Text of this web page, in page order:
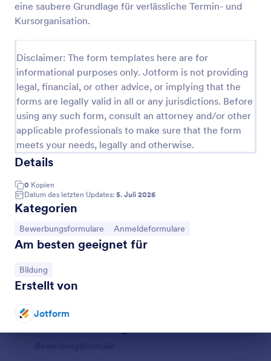
eine saubere Grundlage für verlässliche Termin- und
Kursorganisation.
Disclaimer: The form templates here are for
informational purposes only. Jotform is not providing
legal, financial, or other advice, or implying that the
forms are legally valid in all or any jurisdictions. Before
using any such form, consult an attorney and/or other
applicable professionals to make sure that the form
meets your needs, legally and otherwise.
Details
0 Kopien
Datum des letzten Updates: 5. Juli 2026
Kategorien
Zur Kategorie:
Bewerbungsformulare Zur Kategorie:
Anmeldeformulare
Am besten geeignet für
Zur Kategorie:
Bildung
Erstellt von
Jotform
Vorlage verwenden
Bewerbungsformular